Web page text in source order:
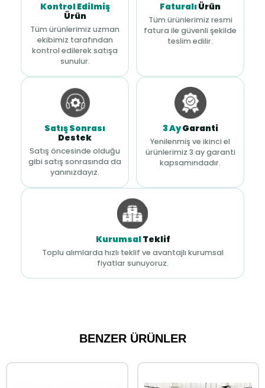
Kontrol Edilmiş
Ürün
Tüm ürünlerimiz uzman
ekibimiz tarafından
kontrol edilerek satışa
sunulur.
FaturalıÜrün
Tüm ürünlerimiz resmi
fatura ile güvenli şekilde
teslim edilir.
Satış Sonrası
Destek
Satış öncesinde olduğu
gibi satış sonrasında da
yanınızdayız.
3 AyGaranti
Yenilenmiş ve ikinci el
ürünlerimiz 3 ay garanti
kapsamındadır.
KurumsalTeklif
Toplu alımlarda hızlı teklif ve avantajlı kurumsal
fiyatlar sunuyoruz.
BENZER ÜRÜNLER